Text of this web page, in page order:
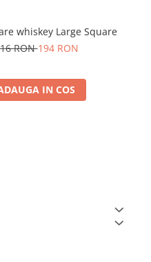
whiskey Large Square
RON194 RON
IN COS